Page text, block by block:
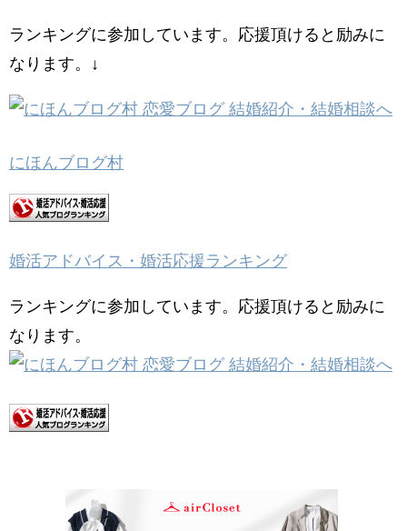
ランキングに参加しています。応援頂けると励みに
なります。↓
にほんブログ村
婚活アドバイス・婚活応援ランキング
ランキングに参加しています。応援頂けると励みに
なります。